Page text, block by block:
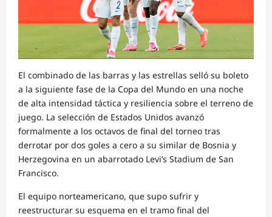
El combinado de las barras y las estrellas selló su boleto
a la siguiente fase de la Copa del Mundo en una noche
de alta intensidad táctica y resiliencia sobre el terreno de
juego. La selección de Estados Unidos avanzó
formalmente a los octavos de final del torneo tras
derrotar por dos goles a cero a su similar de Bosnia y
Herzegovina en un abarrotado Levi’s Stadium de San
Francisco.
El equipo norteamericano, que supo sufrir y
reestructurar su esquema en el tramo final del